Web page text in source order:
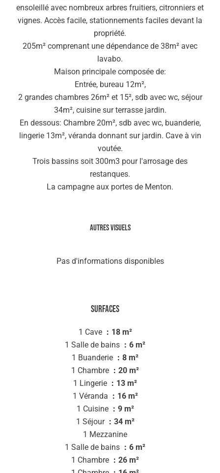
ensoleillé avec nombreux arbres fruitiers, citronniers et
vignes. Accès facile, stationnements faciles devant la
propriété.
205m² comprenant une dépendance de 38m² avec
lavabo.
Maison principale composée de:
Entrée, bureau 12m²,
2 grandes chambres 26m² et 15², sdb avec wc, séjour
34m², cuisine sur terrasse jardin.
En dessous: Chambre 20m², sdb avec wc, buanderie,
lingerie 13m², véranda donnant sur jardin. Cave à vin
voutée.
Trois bassins soit 300m3 pour l'arrosage des
restanques.
La campagne aux portes de Menton.
Autres visuels
Pas d'informations disponibles
Surfaces
1 Cave
18 m²
1 Salle de bains
6 m²
1 Buanderie
8 m²
1 Chambre
20 m²
1 Lingerie
13 m²
1 Véranda
16 m²
1 Cuisine
9 m²
1 Séjour
34 m²
1 Mezzanine
1 Salle de bains
6 m²
1 Chambre
26 m²